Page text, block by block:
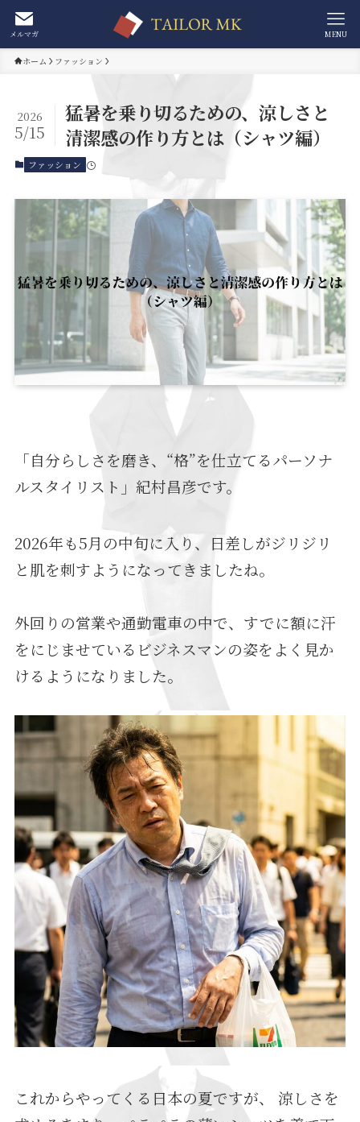
メルマガ MENU
ホーム ファッション
猛暑を乗り切るための、涼しさと
清潔感の作り方とは（シャツ編）
2026
5/15
ファッション
「自分らしさを磨き、“格”を仕立てるパーソナ
ルスタイリスト」紀村昌彦です。
2026年も5月の中旬に入り、日差しがジリジリ
と肌を刺すようになってきましたね。
外回りの営業や通勤電車の中で、すでに額に汗
をにじませているビジネスマンの姿をよく見か
けるようになりました。
これからやってくる日本の夏ですが、 涼しさを